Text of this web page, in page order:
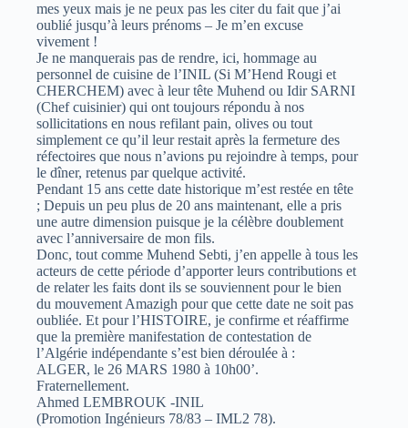
mes yeux mais je ne peux pas les citer du fait que j’ai
oublié jusqu’à leurs prénoms – Je m’en excuse
vivement !
Je ne manquerais pas de rendre, ici, hommage au
personnel de cuisine de l’INIL (Si M’Hend Rougi et
CHERCHEM) avec à leur tête Muhend ou Idir SARNI
(Chef cuisinier) qui ont toujours répondu à nos
sollicitations en nous refilant pain, olives ou tout
simplement ce qu’il leur restait après la fermeture des
réfectoires que nous n’avions pu rejoindre à temps, pour
le dîner, retenus par quelque activité.
Pendant 15 ans cette date historique m’est restée en tête
; Depuis un peu plus de 20 ans maintenant, elle a pris
une autre dimension puisque je la célèbre doublement
avec l’anniversaire de mon fils.
Donc, tout comme Muhend Sebti, j’en appelle à tous les
acteurs de cette période d’apporter leurs contributions et
de relater les faits dont ils se souviennent pour le bien
du mouvement Amazigh pour que cette date ne soit pas
oubliée. Et pour l’HISTOIRE, je confirme et réaffirme
que la première manifestation de contestation de
l’Algérie indépendante s’est bien déroulée à :
ALGER, le 26 MARS 1980 à 10h00’.
Fraternellement.
Ahmed LEMBROUK -INIL
(Promotion Ingénieurs 78/83 – IML2 78).